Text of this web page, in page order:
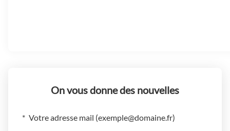
On vous donne des nouvelles
Votre adresse mail (exemple@domaine.fr)